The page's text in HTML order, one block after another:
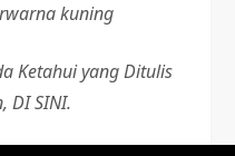
kuning
Ketahui yang Ditulis
DI SINI.